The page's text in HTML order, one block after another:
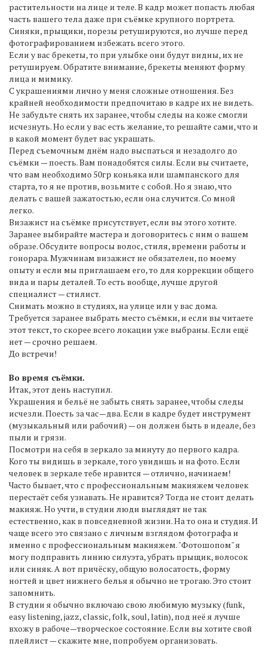
растительности на лице и теле. В кадр может попасть любая
часть вашего тела даже при съёмке крупного портрета.
Синяки, прыщики, порезы ретушируются, но лучше перед
фотографированием избежать всего этого.
Если у вас брекеты, то при улыбке они будут видны, их не
ретушируем. Обратите внимание, брекеты меняют форму
лица и мимику.
С украшениями лично у меня сложные отношения. Без
крайней необходимости предпочитаю в кадре их не видеть.
Не забудьте снять их заранее, чтобы следы на коже смогли
исчезнуть. Но если у вас есть желание, то решайте сами, что и
в какой момент будет вас украшать.
Перед съемочным днём надо выспаться и незадолго до
съёмки — поесть. Вам понадобятся силы. Если вы считаете,
что вам необходимо 50гр коньяка или шампанского для
старта, то я не против, возьмите с собой. Но я знаю, что
делать с вашей зажатостью, если она случится. Со мной
легко.
Визажист на съёмке присутствует, если вы этого хотите.
Заранее выбирайте мастера и договоритесь с ним о вашем
образе. Обсудите вопросы волос, стиля, времени работы и
гонорара. Мужчинам визажист не обязателен, по моему
опыту и если мы приглашаем его, то для коррекции общего
вида и пары деталей. То есть вообще, лучше другой
специалист — стилист.
Снимать можно в студиях, на улице или у вас дома.
Требуется заранее выбрать место съёмки, и если вы читаете
этот текст, то скорее всего локации уже выбраны. Если ещё
нет — срочно решаем.
До встречи!
Во время съёмки.
Итак, этот день наступил.
Украшения и бельё не забыть снять заранее, чтобы следы
исчезли. Поесть за час—два. Если в кадре будет инструмент
(музыкальный или рабочий) — он должен быть в идеале, без
пыли и грязи.
Посмотри на себя в зеркало за минуту до первого кадра.
Кого ты видишь в зеркале, того увидишь и на фото. Если
человек в зеркале тебе нравится — отлично, начинаем!
Часто бывает, что с профессиональным макияжем человек
перестаёт себя узнавать. Не нравится? Тогда не стоит делать
макияж. Но учти, в студии люди выглядят не так
естественно, как в повседневной жизни. На то она и студия. И
чаще всего это связано с личным взглядом фотографа и
именно с профессиональным макияжем. "Фотошопом" я
могу подправить линию силуэта, убрать прыщик, волосок
или синяк. А вот причёску, общую волосатость, форму
ногтей и цвет нижнего белья я обычно не трогаю. Это стоит
запомнить.
В студии я обычно включаю свою любимую музыку (funk,
easy listening, jazz, classic, folk, soul, latin), под неё я лучше
вхожу в рабоче—творческое состояние. Если вы хотите свой
плейлист — скажите мне, попробуем организовать.